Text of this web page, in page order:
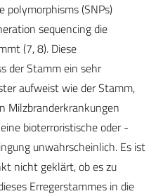
(SNPs)
sequencing die
(7, 8). Diese
der Stamm ein sehr
aufweist wie der Stamm,
Milzbranderkrankungen
bioterroristische oder -
unwahrscheinlich. Es ist
nicht geklärt, ob es zu
Erregerstammes in die